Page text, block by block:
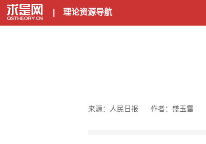
理论资源导航
来源：人民日报 作者：盛玉雷